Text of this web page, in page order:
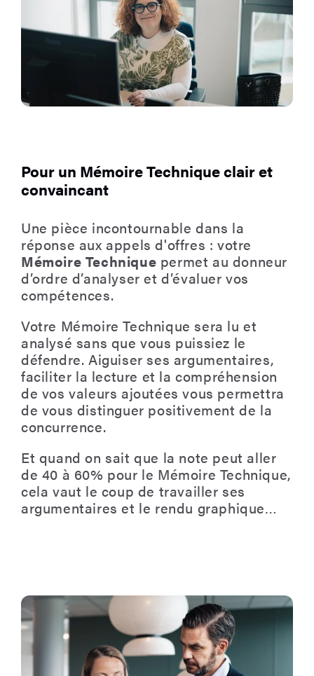
Pour un Mémoire Technique clair et
convaincant
Une pièce incontournable dans la
réponse aux appels d'offres : votre
Mémoire Technique permet au donneur
d’ordre d’analyser et d’évaluer vos
compétences.
Votre Mémoire Technique sera lu et
analysé sans que vous puissiez le
défendre. Aiguiser ses argumentaires,
faciliter la lecture et la compréhension
de vos valeurs ajoutées vous permettra
de vous distinguer positivement de la
concurrence.
Et quand on sait que la note peut aller
de 40 à 60% pour le Mémoire Technique,
cela vaut le coup de travailler ses
argumentaires et le rendu graphique…